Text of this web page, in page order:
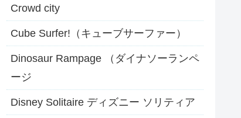
Crowd city
Cube Surfer!（キューブサーファー）
Dinosaur Rampage （ダイナソーランペ
ージ
Disney Solitaire ディズニー ソリティア